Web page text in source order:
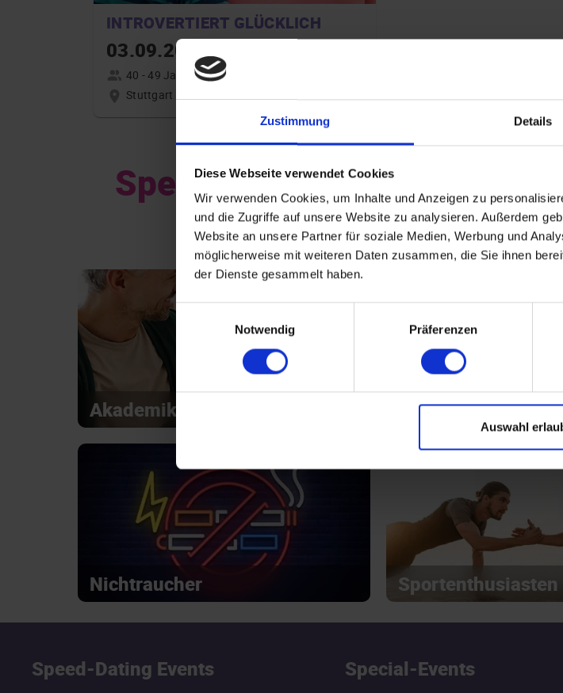
Zustimmung Details
Diese Webseite verwendet Cookies
Wir verwenden Cookies, um Inhalte und Anzeigen zu
und die Zugriffe auf unsere Website zu analysieren. Außerdem
Website an unsere Partner für soziale Medien, Werbung und
möglicherweise mit weiteren Daten zusammen, die Sie ihnen
der Dienste gesammelt haben.
Einwilligungsauswahl
Notwendig
Präferenzen
Auswahl
INTROVERTIERT GLÜCKLICH
03.09.2026 18:00
40 - 49 Jahre
Stuttgart
Special Events in Stuttgart
Akademiker Füreinander
Nichtraucher Sportenthusiasten
Speed-Dating Events Special-Events